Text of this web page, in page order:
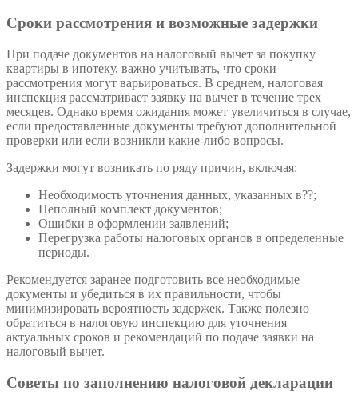
Сроки рассмотрения и возможные задержки
При подаче документов на налоговый вычет за покупку
квартиры в ипотеку, важно учитывать, что сроки
рассмотрения могут варьироваться. В среднем, налоговая
инспекция рассматривает заявку на вычет в течение трех
месяцев. Однако время ожидания может увеличиться в случае,
если предоставленные документы требуют дополнительной
проверки или если возникли какие-либо вопросы.
Задержки могут возникать по ряду причин, включая:
Необходимость уточнения данных, указанных в??;
Неполный комплект документов;
Ошибки в оформлении заявлений;
Перегрузка работы налоговых органов в определенные
периоды.
Рекомендуется заранее подготовить все необходимые
документы и убедиться в их правильности, чтобы
минимизировать вероятность задержек. Также полезно
обратиться в налоговую инспекцию для уточнения
актуальных сроков и рекомендаций по подаче заявки на
налоговый вычет.
Советы по заполнению налоговой декларации